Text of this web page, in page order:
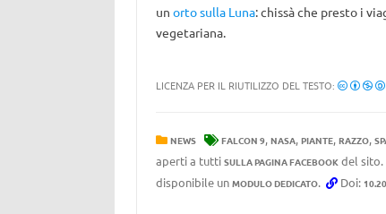
un orto sulla Luna: chissà che presto i
vegetariana.
LICENZA PER IL RIUTILIZZO DEL TESTO:
NEWS FALCON 9, NASA, PIANTE, RAZZO,
aperti a tutti SULLA PAGINA FACEBOOKdel sito.
disponibile un MODULO DEDICATO. Doi: